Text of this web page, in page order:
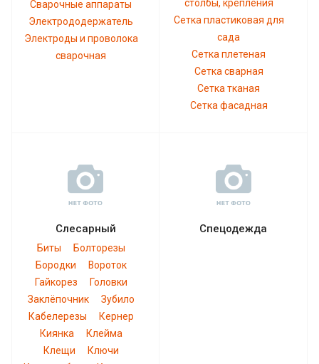
Сварочные аппараты
Электрододержатель
Электроды и проволока
сварочная
столбы, крепления
Сетка пластиковая для
сада
Сетка плетеная
Сетка сварная
Сетка тканая
Сетка фасадная
Слесарный
Биты
Болторезы
Бородки
Вороток
Гайкорез
Головки
Заклёпочник
Зубило
Кабелерезы
Кернер
Киянка
Клейма
Клещи
Ключи
Спецодежда